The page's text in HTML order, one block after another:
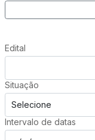
Edital
Situação
Intervalo de datas